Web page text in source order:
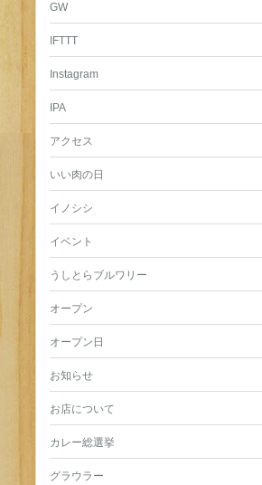
GW
IFTTT
Instagram
IPA
アクセス
いい肉の日
イノシシ
イベント
うしとらブルワリー
オープン
オープン日
お知らせ
お店について
カレー総選挙
グラウラー